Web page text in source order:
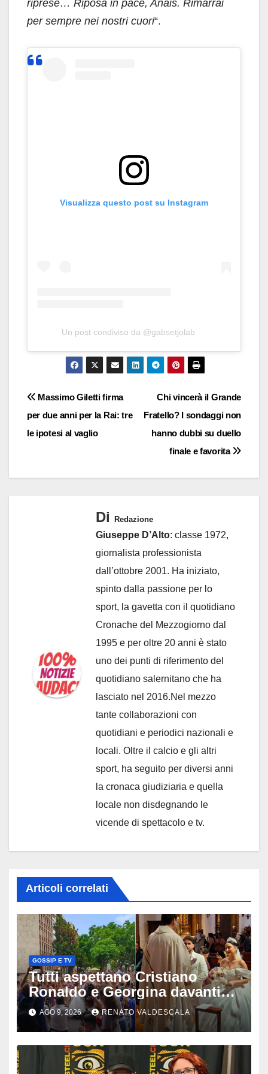
riprese… Riposa in pace, Anais. Rimarrai
per sempre nei nostri cuori“.
Visualizza questo post su Instagram
Un post condiviso da @gabsetjolab
Navigazione
articoli
Chi vincerà il Grande
Fratello? I sondaggi non
hanno dubbi su duello
finale e favorita
Massimo Giletti firma
per due anni per la Rai: tre
le ipotesi al vaglio
Di Redazione
Giuseppe D’Alto: classe 1972,
giornalista professionista
dall’ottobre 2001. Ha iniziato,
spinto dalla passione per lo
sport, la gavetta con il quotidiano
Cronache del Mezzogiorno dal
1995 e per oltre 20 anni è stato
uno dei punti di riferimento del
quotidiano salernitano che ha
lasciato nel 2016.Nel mezzo
tante collaborazioni con
quotidiani e periodici nazionali e
locali. Oltre il calcio e gli altri
sport, ha seguito per diversi anni
la cronaca giudiziaria e quella
locale non disdegnando le
vicende di spettacolo e tv.
Articoli correlati
GOSSIP E TV
Tutti aspettano Cristiano
Ronaldo e Georgina davanti
alla cattedrale: ma il
matrimonio era di un’altra
coppia
AGO 9, 2026 RENATO VALDESCALA